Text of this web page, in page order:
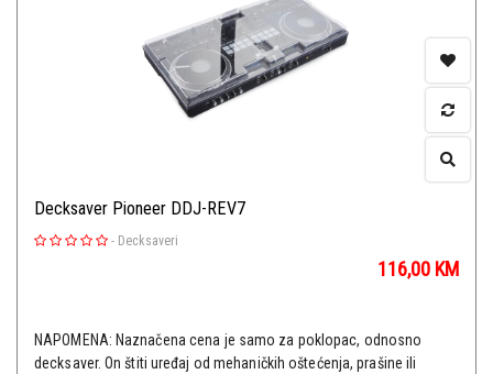
Decksaver Pioneer DDJ-REV7
- Decksaveri
116,00 KM
NAPOMENA: Naznačena cena je samo za poklopac, odnosno
decksaver. On štiti uređaj od mehaničkih oštećenja, prašine ili